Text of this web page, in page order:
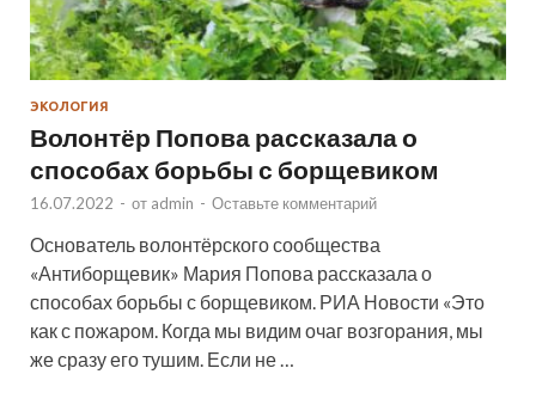
ЭКОЛОГИЯ
Волонтёр Попова рассказала о
способах борьбы с борщевиком
16.07.2022 - от admin - Оставьте комментарий
Основатель волонтёрского сообщества
«Антиборщевик» Мария Попова рассказала о
способах борьбы с борщевиком. РИА Новости «Это
как с пожаром. Когда мы видим очаг возгорания, мы
же сразу его тушим. Если не …